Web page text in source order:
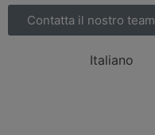
Contatta il nostro team
Italiano